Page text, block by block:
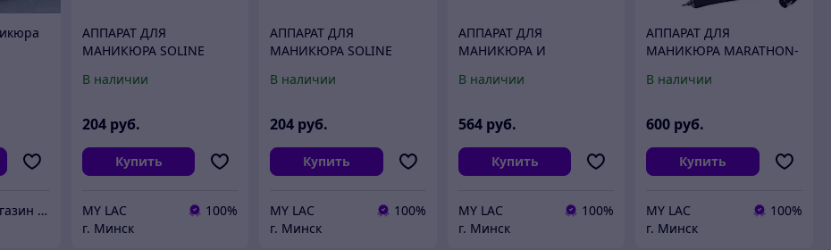
Маникюрный магазин "АртНейл"
АППАРАТ ДЛЯ
МАНИКЮРА SOLINE
об/мин, 35 Вт
В наличии
204 руб.
Купить
MY LAC
100%
г. Минск
АППАРАТ ДЛЯ
МАНИКЮРА SOLINE
об/мин, 35 Вт
В наличии
204 руб.
Купить
MY LAC
100%
г. Минск
АППАРАТ ДЛЯ
МАНИКЮРА И
210/105L БЕЗ ПЕДАЛИ
КОРЕЯ)
В наличии
564 руб.
Купить
MY LAC
100%
г. Минск
АППАРАТ ДЛЯ
МАНИКЮРА MARATHON-
(ОРИГИНАЛ, ЮЖНАЯ
В наличии
600 руб.
Купить
MY LAC
100%
г. Минск